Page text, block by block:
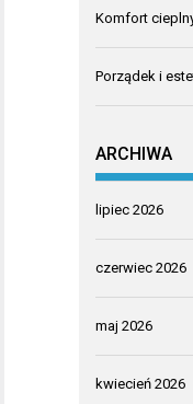
Komfort
Porządek i
ARCHIWA
lipiec 2026
czerwiec 2026
maj 2026
kwiecień 2026